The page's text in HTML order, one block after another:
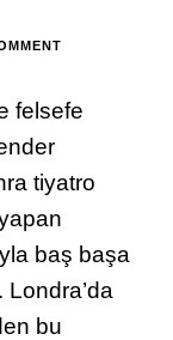
YENİ
felsefe
tiyatro
baş başa
Londra’da
bu